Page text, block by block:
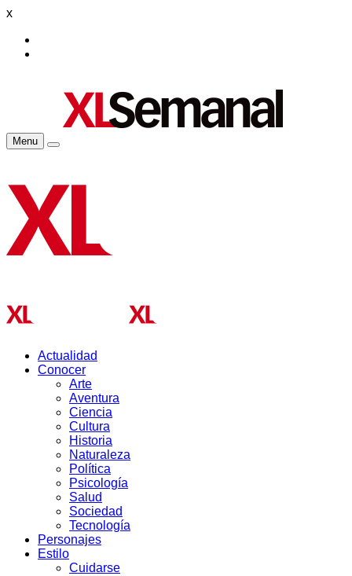
x
Menu
Actualidad
Conocer
Arte
Aventura
Ciencia
Cultura
Historia
Naturaleza
Política
Psicología
Salud
Sociedad
Tecnología
Personajes
Estilo
Cuidarse